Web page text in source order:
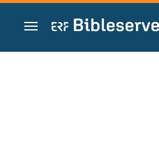
Перейти к содержанию